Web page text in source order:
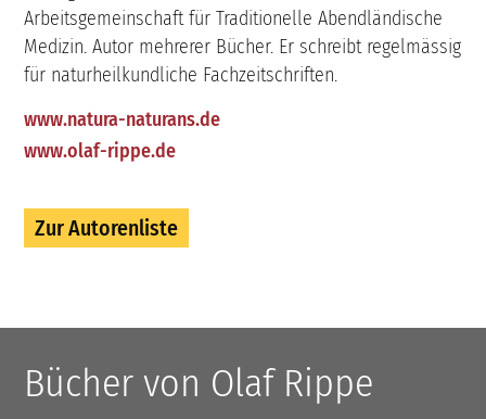
Arbeitsgemeinschaft für Traditionelle Abendländische
Medizin. Autor mehrerer Bücher. Er schreibt regelmässig
für naturheilkundliche Fachzeitschriften.
www.natura-naturans.de
www.olaf-rippe.de
Zur Autorenliste
Bücher von Olaf Rippe